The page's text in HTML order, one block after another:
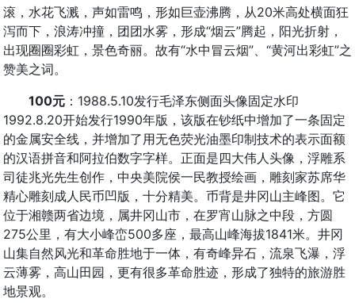
滚，水花飞溅，声如雷鸣，形如巨壶沸腾，从20米高处横面狂
泻而下，浪涛冲撞，团团水雾，形成“烟云”腾起，阳光折射，
出现圈圈彩虹，景色奇丽。故有“水中冒云烟”、“黄河出彩虹”之
赞美之词。
100元 ：1988.5.10发行毛泽东侧面头像固定水印
1992.8.20开始发行1990年版，该版在钞纸中增加了一条固定
的金属安全线，并增加了用无色荧光油墨印制技术的表示面额
的汉语拼音和阿拉伯数字字样。正面是四大伟人头像，浮雕系
司徒兆光先生创作，中央美院侯一民教授绘画，雕刻家苏席华
精心雕刻成人民币凹版，十分精美。币背是井冈山主峰图。它
位于湘赣两省边境，属井冈山市，在罗宵山脉之中段，方圆
275公里，有大小峰峦500多座，最高山峰海拔1841米。井冈
山集自然风光和革命胜地于一体，有奇峰异石，流泉飞瀑，浮
云薄雾，高山田园，更有很多革命胜迹，形成了独特的旅游胜
地景观。